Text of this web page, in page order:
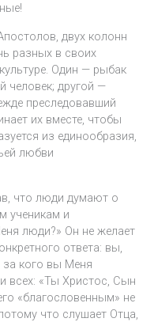
двух колонн
разных в своих
Один — рыбак
человек; другой —
преследовавший
их вместе, чтобы
из единообразия,
любви
что люди думают о
ученикам и
люди?» Он не желает
ответа: вы,
кого вы Меня
всех: «Ты Христос, Сын
«благословенным» не
что слушает Отца,